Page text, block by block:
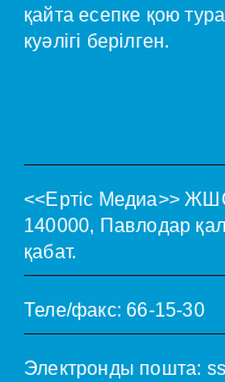
қайта есепке қою
куәлігі берілген.
<<Ертіс Медиа>> ЖШС
140000, Павлодар
қабат.
Теле/факс: 66-15-30
Электронды пошта: